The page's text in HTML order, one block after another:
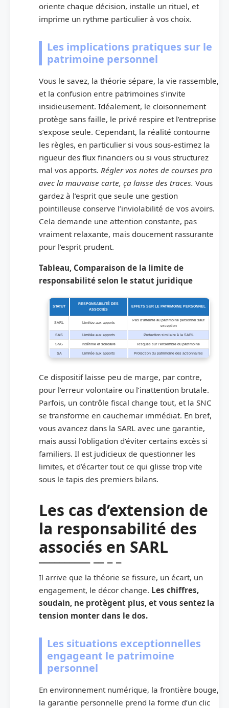
oriente chaque décision, installe un rituel, et
imprime un rythme particulier à vos choix.
Les implications pratiques sur le
patrimoine personnel
Vous le savez, la théorie sépare, la vie rassemble,
et la confusion entre patrimoines s’invite
insidieusement. Idéalement, le cloisonnement
protège sans faille, le privé respire et l’entreprise
s’expose seule. Cependant, la réalité contourne
les règles, en particulier si vous sous-estimez la
rigueur des flux financiers ou si vous structurez
mal vos apports. Régler vos notes de courses pro
avec la mauvaise carte, ça laisse des traces. Vous
gardez à l’esprit que seule une gestion
pointilleuse conserve l’inviolabilité de vos avoirs.
Cela demande une attention constante, pas
vraiment relaxante, mais doucement rassurante
pour l’esprit prudent.
Tableau, Comparaison de la limite de
responsabilité selon le statut juridique
STATUT
RESPONSABILITÉ DES
ASSOCIÉS
EFFETS SUR LE PATRIMOINE PERSONNEL
SARL Limitée aux apports
Pas d’atteinte au patrimoine personnel sauf
exception
SAS Limitée aux apports Protection similaire à la SARL
SNC Indéfinie et solidaire Risques sur l’ensemble du patrimoine
SA Limitée aux apports Protection du patrimoine des actionnaires
Ce dispositif laisse peu de marge, par contre,
pour l’erreur volontaire ou l’inattention brutale.
Parfois, un contrôle fiscal change tout, et la SNC
se transforme en cauchemar immédiat. En bref,
vous avancez dans la SARL avec une garantie,
mais aussi l’obligation d’éviter certains excès si
familiers. Il est judicieux de questionner les
limites, et d’écarter tout ce qui glisse trop vite
sous le tapis des premiers bilans.
Les cas d’extension de
la responsabilité des
associés en SARL
Il arrive que la théorie se fissure, un écart, un
engagement, le décor change. Les chiffres,
soudain, ne protègent plus, et vous sentez la
tension monter dans le dos.
Les situations exceptionnelles
engageant le patrimoine
personnel
En environnement numérique, la frontière bouge,
la garantie personnelle prend la forme d’un clic